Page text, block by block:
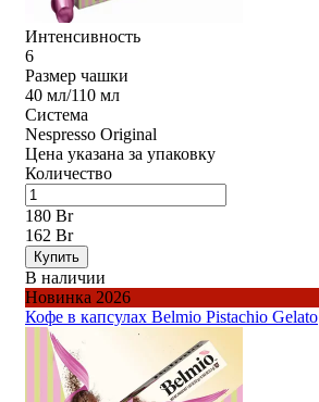
Интенсивность
6
Размер чашки
40 мл/110 мл
Система
Nespresso Original
Цена указана за упаковку
Количество
180 Br
162 Br
Купить
В наличии
Новинка 2026
Кофе в капсулах Belmio Pistachio Gelato